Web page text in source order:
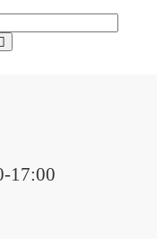
17:00